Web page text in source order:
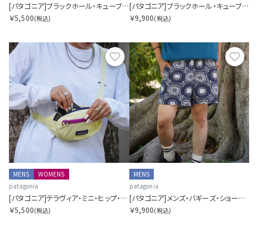
[パタゴニア]ブラックホール・キューブ 3L
￥5,500(税込)
[パタゴニア]ブラックホール・キューブ 14L
￥9,900(税込)
お気に入り
MENS
WOMENS
patagonia
[パタゴニア]テラヴィア・ミニ・ヒップ・パック 1L
￥5,500(税込)
お気
MENS
patagonia
[パタゴニア]メンズ・バギーズ・ショーツ ５インチ
￥9,900(税込)